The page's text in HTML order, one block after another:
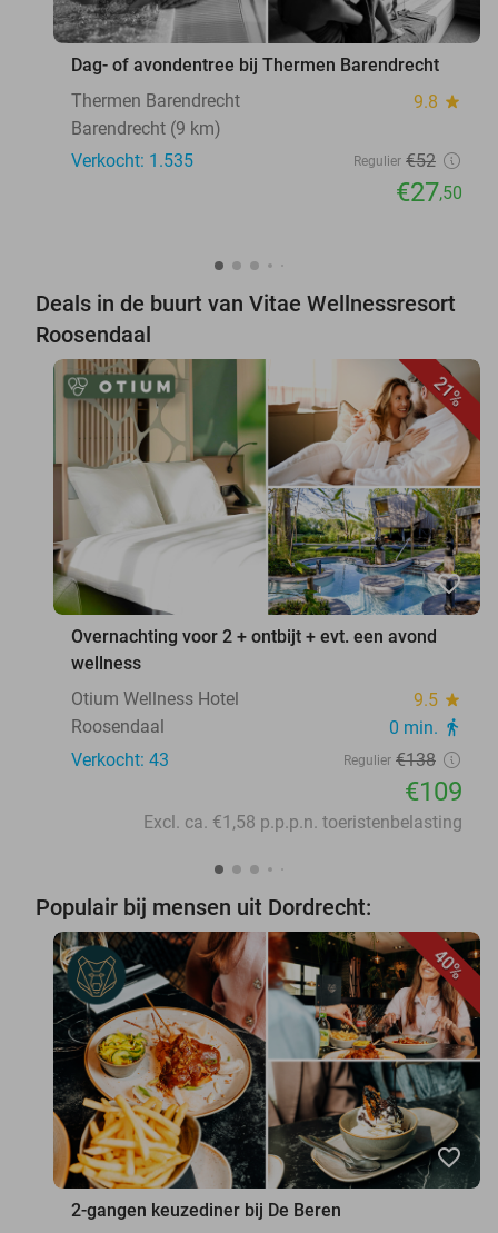
Dag- of avondentree bij Thermen Barendrecht
Thermen Barendrecht
9.8 star
Barendrecht (9 km)
Verkocht: 1.535
Regulier €52
€27,50
Deals in de buurt van Vitae Wellnessresort
Roosendaal
21%
favorite_border
Overnachting voor 2 + ontbijt + evt. een avond
wellness
Otium Wellness Hotel
9.5 star
Roosendaal 0 min. directions_walk
Verkocht: 43 Regulier €138
€109
Excl. ca. €1,58 p.p.p.n. toeristenbelasting
Populair bij mensen uit Dordrecht:
40%
favorite_border
2-gangen keuzediner bij De Beren